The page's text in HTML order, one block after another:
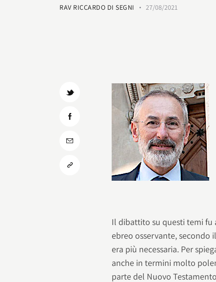
RAV RICCARDO DI SEGNI 27/08/2021
Il dibattito su questi temi fu
ebreo osservante, secondo
era più necessaria. Per
anche in termini molto
parte del Nuovo